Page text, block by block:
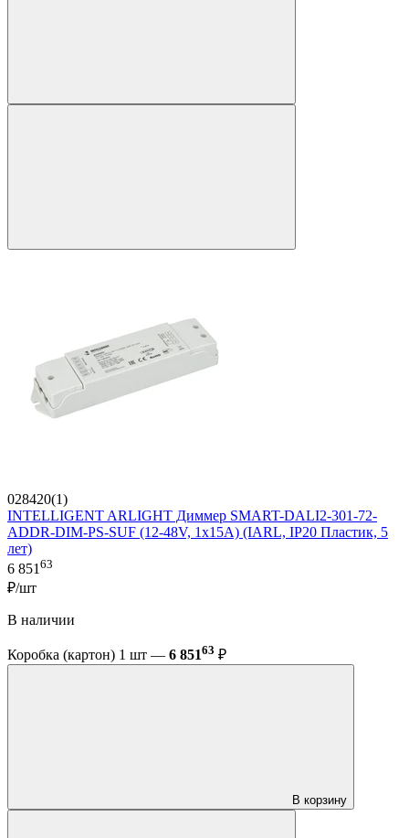
028420(1)
INTELLIGENT ARLIGHT Диммер SMART-DALI2-301-72-
ADDR-DIM-PS-SUF (12-48V, 1x15A) (IARL, IP20 Пластик, 5
лет)
6 851 63
₽/шт
В наличии
Коробка (картон) 1 шт — 6 85163 ₽
В корзину